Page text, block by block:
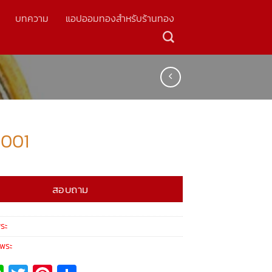
บทความ แอปออมทองสำหรับร้านทอง
สอบถาม
ะ
ระ